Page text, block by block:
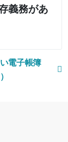
義務があ
電子帳簿